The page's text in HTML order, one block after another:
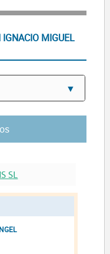
MIGUEL
SL